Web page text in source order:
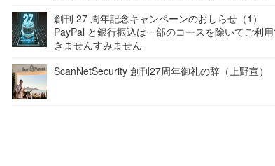
創刊 27 周年記念キャンペーンのおしらせ（1）
PayPal と銀行振込は一部のコースを除いてご利
きませんすみません
ScanNetSecurity 創刊27周年御礼の辞（上野宣）